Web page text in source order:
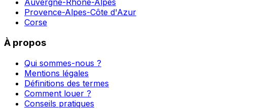
Auvergne-Rhône-Alpes
Provence-Alpes-Côte d'Azur
Corse
À propos
Qui sommes-nous ?
Mentions légales
Définitions des termes
Comment louer ?
Conseils pratiques